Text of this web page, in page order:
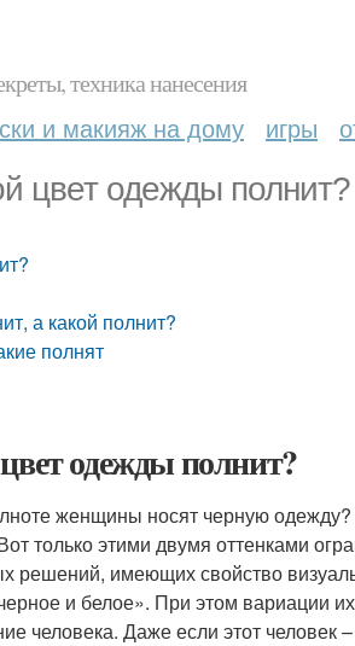
техника нанесения
и макияж на дому игры
цвет одежды полнит?
а какой полнит?
полнят
одежды полнит?
женщины носят черную одежду?
только этими двумя оттенками
решений, имеющих свойство
и белое». При этом вариации
человека. Даже если этот человек